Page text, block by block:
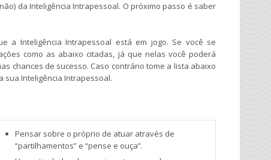
da Inteligência Intrapessoal. O próximo passo é saber
a Inteligência Intrapessoal está em jogo. Se você se
como as abaixo citadas, já que nelas você poderá
chances de sucesso. Caso contrário tome a lista abaixo
sua Inteligência Intrapessoal.
Pensar sobre o próprio de atuar através de
“partilhamentos” e “pense e ouça”.